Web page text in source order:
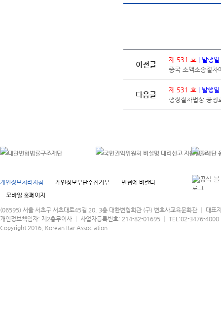
이전글
제 531 호 | 발행
중국 소액소송절차
다음글
제 531 호 | 발행
행정절차법상 공청
개인정보처리지침 개인정보무단수집거부
변협에 바란다
모바일 홈페이지
(06595) 서울 서초구 서초대로45길 20, 3층 대한변협회관 (구) 변호사교육문화관 │ 대표
개인정보책임자: 제2총무이사 │ 사업자등록번호: 214-82-01695 │ TEL:02-3476-
Copyright 2016, Korean Bar Association